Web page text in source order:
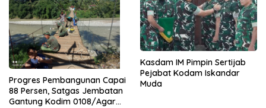
Progres Pembangunan Capai
88 Persen, Satgas Jembatan
Gantung Kodim 0108/Agara
Kasdam IM Pimpin Sertijab
Pejabat Kodam Iskandar
Muda